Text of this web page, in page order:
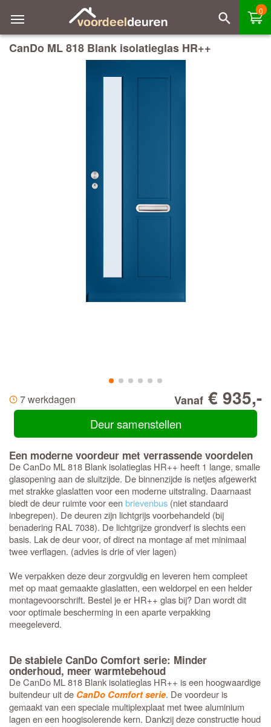
0
CanDo ML 818 Blank isolatieglas HR++
7 werkdagen Vanaf € 935,-
Deur samenstellen
Een moderne voordeur met verrassende voordelen
De CanDo ML 818 Blank isolatieglas HR++ heeft 1 lange, smalle
glasopening aan de sluitzijde. De binnenzijde is netjes afgewerkt
met strakke glaslatten voor een moderne uitstraling. Daarnaast
biedt de deur ruimte voor eenbrievenbus (niet standaard
inbegrepen). De deuren zijn lichtgrijs voorbehandeld (bij
benadering RAL 7038). De lichtgrijze grondverf is slechts een
basis. Lak de deur voor, of direct na montage af met minimaal
twee verflagen. (advies is drie of vier lagen)
We verpakken deze deur zorgvuldig en leveren hem compleet
met op maat gemaakte glaslatten, een weldorpel en een helder
montagevoorschrift. Bestel je er HR++ glas bij? Dan wordt dit
voor optimale bescherming in een aparte verpakking
meegeleverd.
De stabiele CanDo Comfort serie: Minder
onderhoud, meer warmtebehoud
De CanDo ML 818 Blank isolatieglas HR++ is een hoogwaardige
buitendeur uit de CanDo Comfort serie. De voordeur is
gemaakt van een speciale multiplexplaat met twee aluminium
lagen en een hoogisolerende kern. Dankzij deze constructie houd